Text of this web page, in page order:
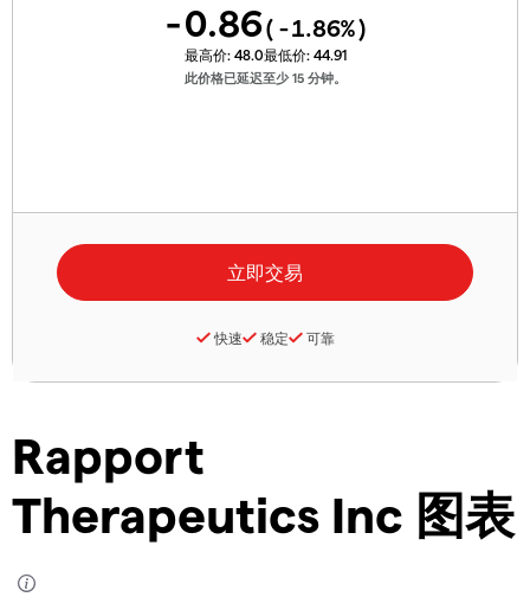
Rapport
Therapeutics Inc 图表
-0.86( -1.86%)
最高价: 48.0最低价: 44.91
此价格已延迟至少 15 分钟。
快速 稳定 可靠